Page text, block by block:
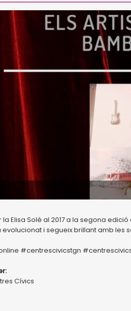
Elisa Solé al 2017 a la segona
i segueix brillant amb les
#centrescivicstgn
Cívics